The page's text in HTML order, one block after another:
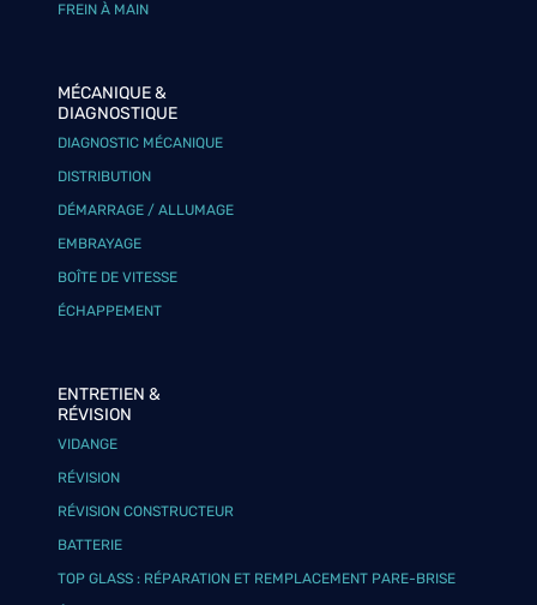
FREIN À MAIN
MÉCANIQUE &
DIAGNOSTIQUE
DIAGNOSTIC MÉCANIQUE
DISTRIBUTION
DÉMARRAGE / ALLUMAGE
EMBRAYAGE
BOÎTE DE VITESSE
ÉCHAPPEMENT
ENTRETIEN &
RÉVISION
VIDANGE
RÉVISION
RÉVISION CONSTRUCTEUR
BATTERIE
TOP GLASS : RÉPARATION ET REMPLACEMENT PARE-BRISE